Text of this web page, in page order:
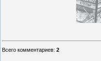
Всего комментариев: 2